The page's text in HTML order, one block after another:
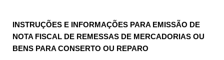
INSTRUÇÕES E INFORMAÇÕES PARA EMISSÃO DE
NOTA FISCAL DE REMESSAS DE MERCADORIAS OU
BENS PARA CONSERTO OU REPARO